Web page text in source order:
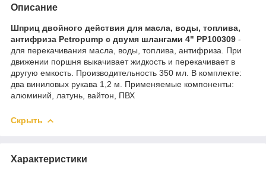
Описание
Шприц двойного действия для масла, воды, топлива,
антифриза Petropump с двумя шлангами 4" PP100309 -
для перекачивания масла, воды, топлива, антифриза. При
движении поршня выкачивает жидкость и перекачивает в
другую емкость. Производительность 350 мл. В комплекте:
два виниловых рукава 1,2 м. Применяемые компоненты:
алюминий, латунь, вайтон, ПВХ
Скрыть
Характеристики